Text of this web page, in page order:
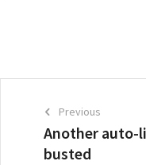
Another auto-
busted
Previous